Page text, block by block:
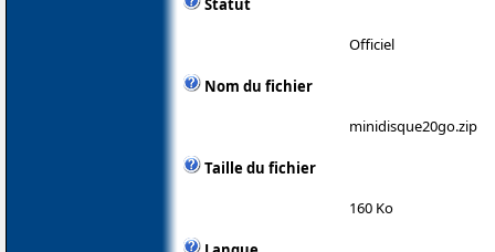
Statut
Officiel
Nom du fichier
minidisque20go.zip
Taille du fichier
160 Ko